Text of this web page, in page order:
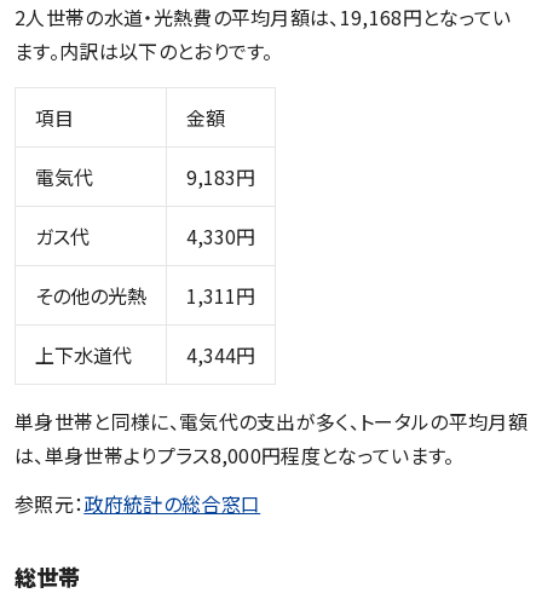
2人世帯の水道・光熱費の平均月額は、19,168円となってい
ます。内訳は以下のとおりです。
項目 金額
電気代 9,183円
ガス代 4,330円
その他の光熱 1,311円
上下水道代 4,344円
単身世帯と同様に、電気代の支出が多く、トータルの平均月額
は、単身世帯よりプラス8,000円程度となっています。
参照元：政府統計の総合窓口
総世帯